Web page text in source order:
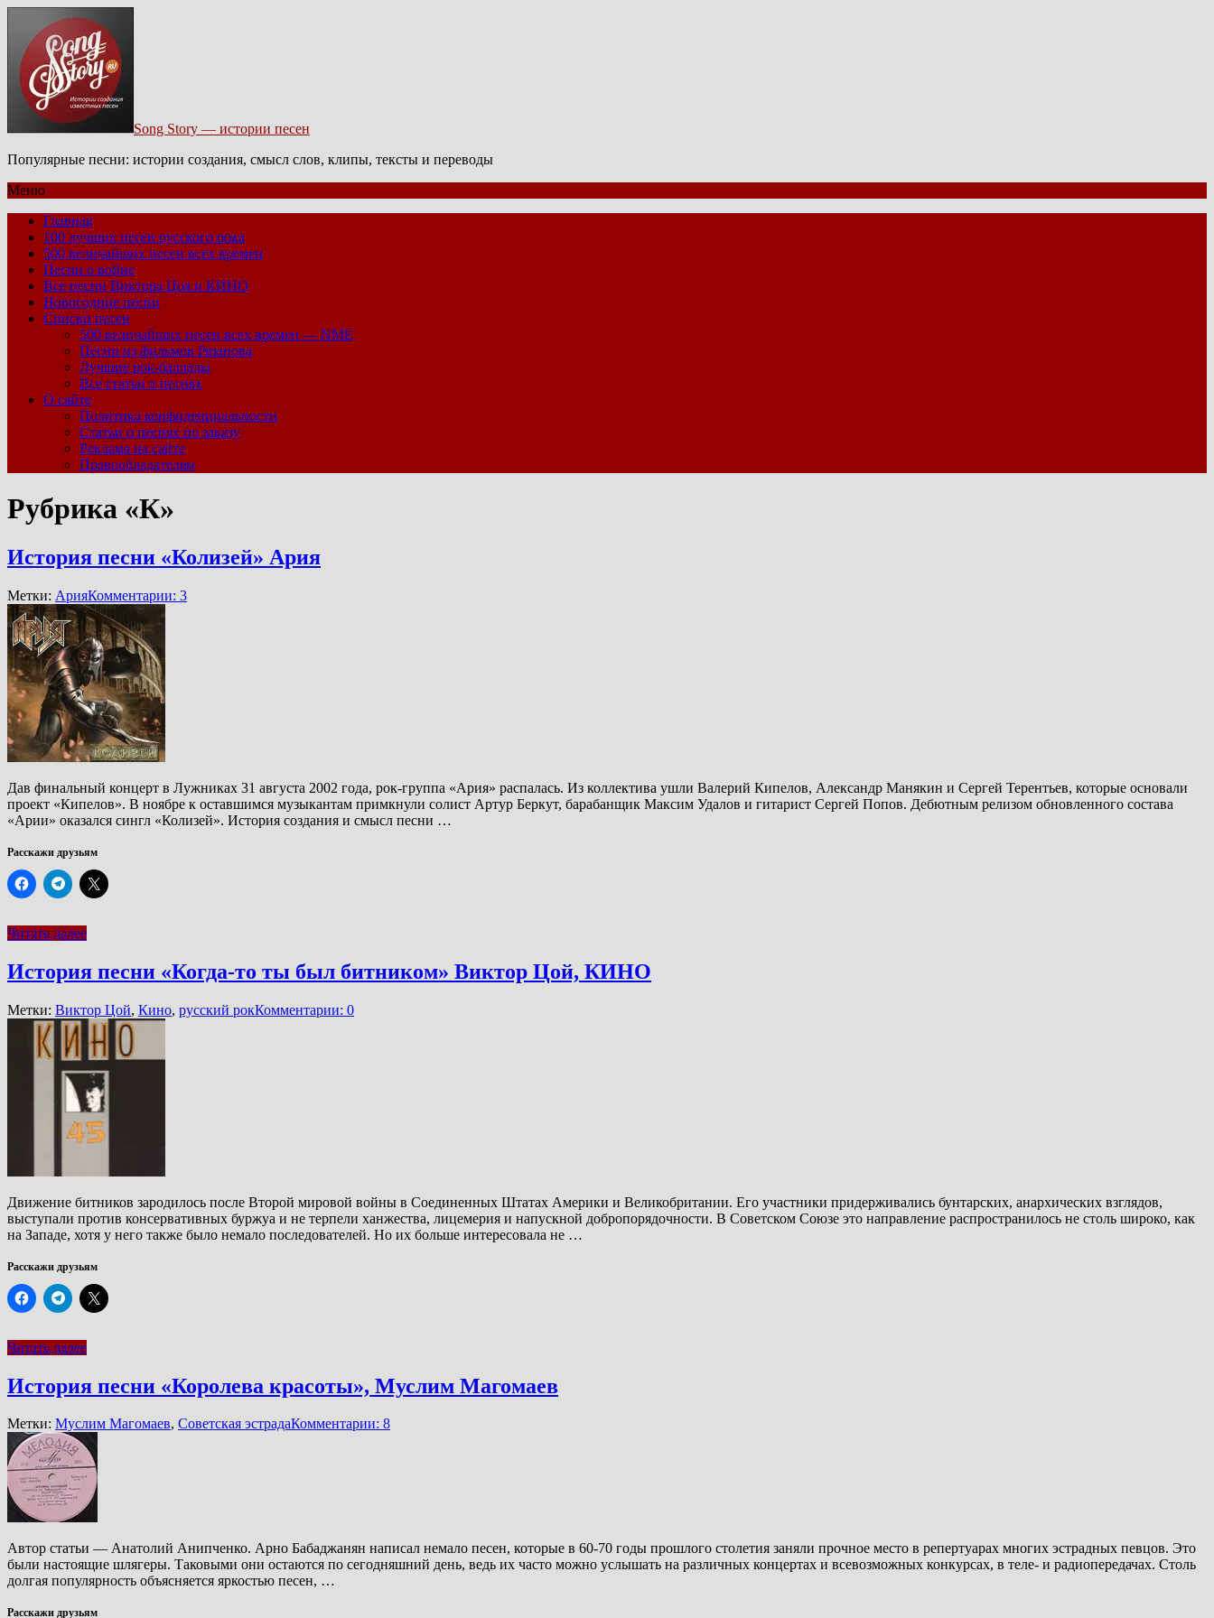
Song Story — истории песен
Популярные песни: истории создания, смысл слов, клипы, тексты и переводы
Меню
Главная
100 лучших песен русского рока
500 величайших песен всех времен
Песни о войне
Все песни Виктора Цоя и КИНО
Новогодние песни
Списки песен
500 величайших песен всех времен — NME
Песни из фильмов Рязанова
Лучшие рок-баллады
Все статьи о песнях
О сайте
Политика конфиденциальности
Статьи о песнях по заказу
Реклама на сайте
Правообладателям
Рубрика «К»
История песни «Колизей» Ария
Метки: АрияКомментарии: 3
Дав финальный концерт в Лужниках 31 августа 2002 года, рок-группа «Ария» распалась. Из коллектива ушли Валерий Кипелов, Александр Манякин и Сергей Терентьев, которые основали
проект «Кипелов». В ноябре к оставшимся музыкантам примкнули солист Артур Беркут, барабанщик Максим Удалов и гитарист Сергей Попов. Дебютным релизом обновленного состава
«Арии» оказался сингл «Колизей». История создания и смысл песни …
Расскажи друзьям
Читать далее
История песни «Когда-то ты был битником» Виктор Цой, КИНО
Метки: Виктор Цой, Кино, русский рокКомментарии: 0
Движение битников зародилось после Второй мировой войны в Соединенных Штатах Америки и Великобритании. Его участники придерживались бунтарских, анархических взглядов,
выступали против консервативных буржуа и не терпели ханжества, лицемерия и напускной добропорядочности. В Советском Союзе это направление распространилось не столь широко, как
на Западе, хотя у него также было немало последователей. Но их больше интересовала не …
Расскажи друзьям
Читать далее
История песни «Королева красоты», Муслим Магомаев
Метки: Муслим Магомаев, Советская эстрадаКомментарии: 8
Автор статьи — Анатолий Анипченко. Арно Бабаджанян написал немало песен, которые в 60-70 годы прошлого столетия заняли прочное место в репертуарах многих эстрадных певцов. Это
были настоящие шлягеры. Таковыми они остаются по сегодняшний день, ведь их часто можно услышать на различных концертах и всевозможных конкурсах, в теле- и радиопередачах. Столь
долгая популярность объясняется яркостью песен, …
Расскажи друзьям